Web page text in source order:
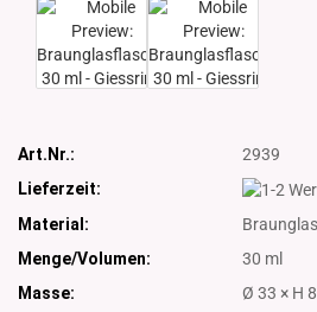
Art.Nr.:
2939
Lieferzeit:
Material:
Menge/Volumen:
30 ml
Masse:
Ø 33 × H